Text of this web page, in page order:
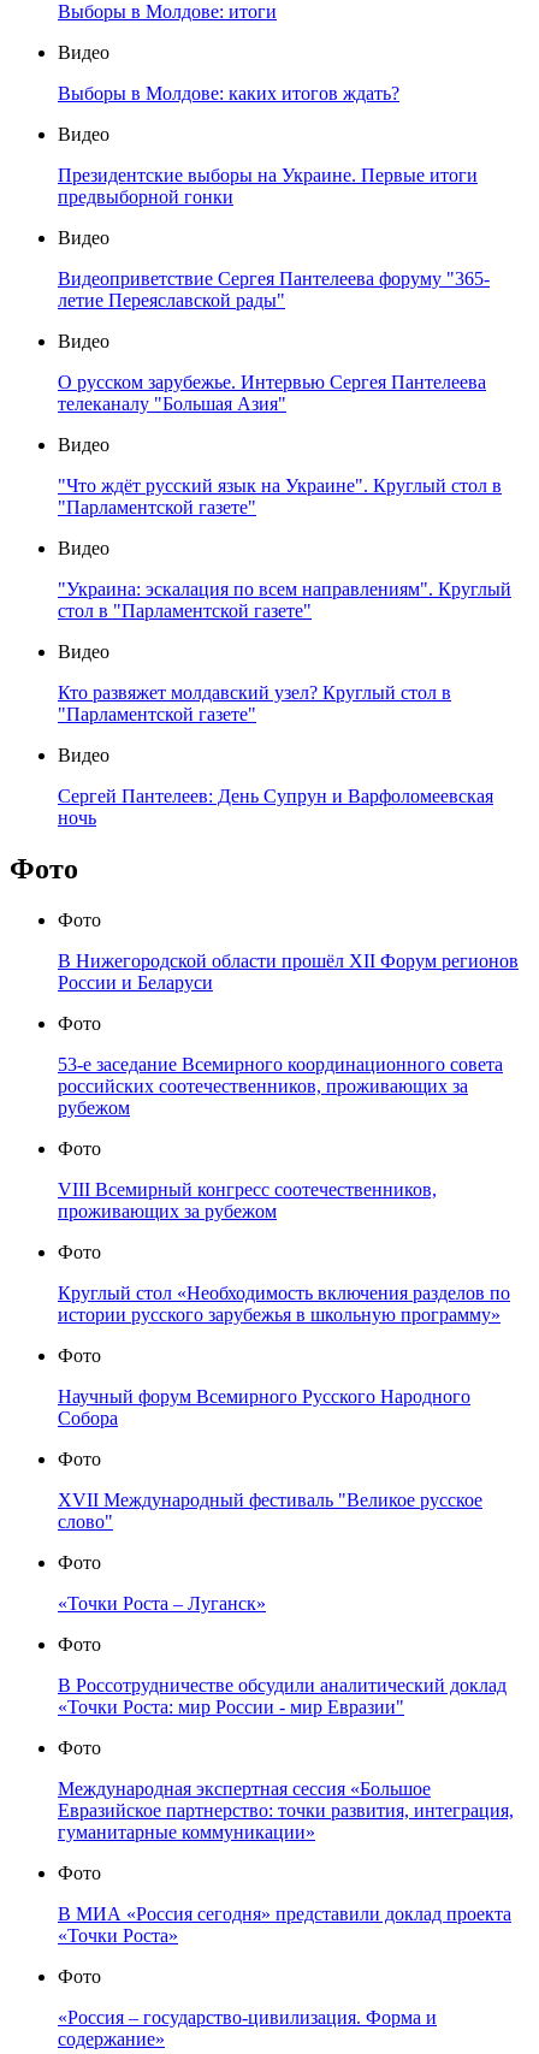
Выборы в Молдове: итоги
Видео
Выборы в Молдове: каких итогов ждать?
Видео
Президентские выборы на Украине. Первые итоги
предвыборной гонки
Видео
Видеоприветствие Сергея Пантелеева форуму "365-
летие Переяславской рады"
Видео
О русском зарубежье. Интервью Сергея Пантелеева
телеканалу "Большая Азия"
Видео
"Что ждёт русский язык на Украине". Круглый стол в
"Парламентской газете"
Видео
"Украина: эскалация по всем направлениям". Круглый
стол в "Парламентской газете"
Видео
Кто развяжет молдавский узел? Круглый стол в
"Парламентской газете"
Видео
Сергей Пантелеев: День Супрун и Варфоломеевская
ночь
Фото
Фото
В Нижегородской области прошёл XII Форум регионов
России и Беларуси
Фото
53-е заседание Всемирного координационного совета
российских соотечественников, проживающих за
рубежом
Фото
VIII Всемирный конгресс соотечественников,
проживающих за рубежом
Фото
Круглый стол «Необходимость включения разделов по
истории русского зарубежья в школьную программу»
Фото
Научный форум Всемирного Русского Народного
Собора
Фото
XVII Международный фестиваль "Великое русское
слово"
Фото
«Точки Роста – Луганск»
Фото
В Россотрудничестве обсудили аналитический доклад
«Точки Роста: мир России - мир Евразии"
Фото
Международная экспертная сессия «Большое
Евразийское партнерство: точки развития, интеграция,
гуманитарные коммуникации»
Фото
В МИА «Россия сегодня» представили доклад проекта
«Точки Роста»
Фото
«Россия – государство-цивилизация. Форма и
содержание»